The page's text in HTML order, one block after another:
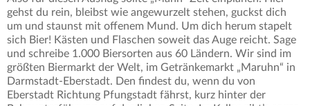
gehst du rein, bleibst wie angewurzelt stehen, guckst dich
um und staunst mit offenem Mund. Um dich herum stapelt
sich Bier! Kästen und Flaschen soweit das Auge reicht. Sage
und schreibe 1.000 Biersorten aus 60 Ländern. Wir sind im
größten Biermarkt der Welt, im Getränkemarkt „Maruhn“ in
Darmstadt-Eberstadt. Den findest du, wenn du von
Eberstadt Richtung Pfungstadt fährst, kurz hinter der